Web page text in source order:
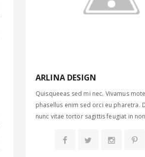
ARLINA DESIGN
Quisqueeas sed mi nec. Vivamus
phasellus enim sed orci eu pharetra.
nunc vitae tortor sagittis feugiat in